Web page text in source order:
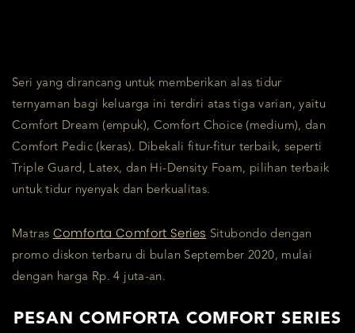
Seri yang dirancang untuk memberikan alas tidur
ternyaman bagi keluarga ini terdiri atas tiga varian, yaitu
Comfort Dream (empuk), Comfort Choice (medium), dan
Comfort Pedic (keras). Dibekali fitur-fitur terbaik, seperti
Triple Guard, Latex, dan Hi-Density Foam, pilihan terbaik
untuk tidur nyenyak dan berkualitas.
Matras Comforta Comfort Series Situbondo dengan
promo diskon terbaru di bulan September 2020, mulai
dengan harga Rp. 4 juta-an.
PESAN COMFORTA COMFORT SERIES